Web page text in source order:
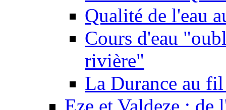
Qualité de l'eau
Cours d'eau
rivière"
La Durance au